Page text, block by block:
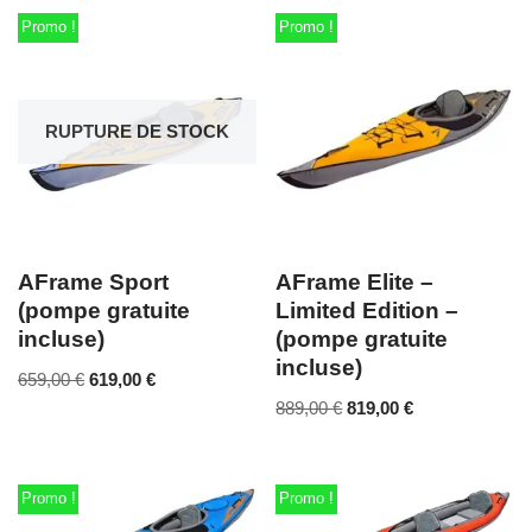
RUPTURE DE STOCK
Promo !
AFrame Sport
(pompe gratuite
incluse)
659,00€ 619,00 €
Promo !
AFrame Elite –
Limited Edition –
(pompe gratuite
incluse)
889,00€ 819,00€
Promo ! Promo !